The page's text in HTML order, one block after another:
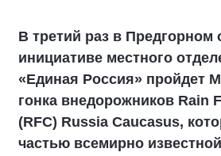
В третий раз в Предгорном
инициативе местного
«Единая Россия» пройдет
гонка внедорожников Rain
(RFC) Russia Caucasus,
частью всемирно